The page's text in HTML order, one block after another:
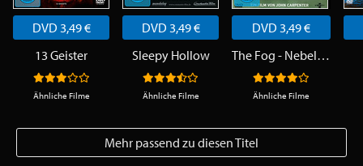
DVD 3,49 €
13 Geister
Ähnliche Filme
DVD 3,49 €
Sleepy Hollow
Ähnliche Filme
DVD 3,49 €
The Fog - Nebel des Grauens
Ähnliche Filme
Mehr passend zu diesen Titel